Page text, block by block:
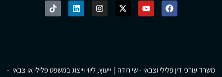
משרד עורכי דין פלילי וצבאי - שי רודה | ייעוץ, ליווי וייצוג במשפט פלילי או צבאי -